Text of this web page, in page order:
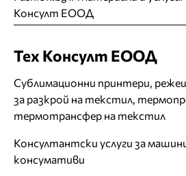
Консулт ЕООД
Тех Консулт ЕООД
Сублимационни принтери,
за разкрой на текстил,
термотрансфер на текстил
Консултантски услуги за
консумативи